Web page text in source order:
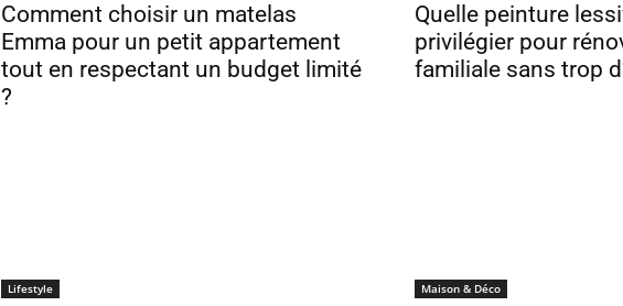
Comment choisir un matelas
Emma pour un petit appartement
tout en respectant un budget limité
?
Quelle peinture
privilégier pour
familiale sans trop
Lifestyle Maison & Déco